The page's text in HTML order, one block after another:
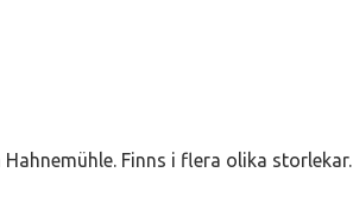
Finns i flera olika storlekar.